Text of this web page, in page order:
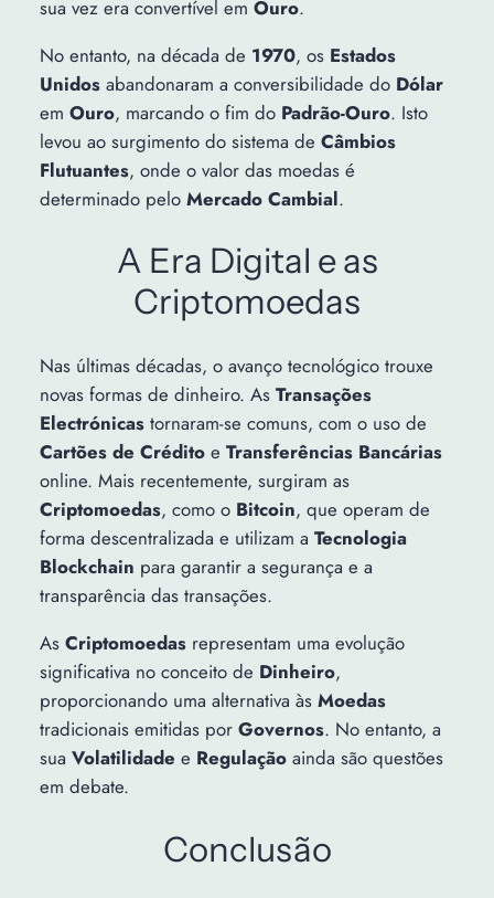
sua vez era convertível em Ouro.
No entanto, na década de 1970, os Estados
Unidosabandonaram a conversibilidade do Dólar
em Ouro, marcando o fim do Padrão-Ouro. Isto
levou ao surgimento do sistema de Câmbios
Flutuantes, onde o valor das moedas é
determinado pelo Mercado Cambial.
A Era Digital e as
Criptomoedas
Nas últimas décadas, o avanço tecnológico trouxe
novas formas de dinheiro. As Transações
Electrónicastornaram-se comuns, com o uso de
Cartões de Créditoe Transferências Bancárias
online. Mais recentemente, surgiram as
Criptomoedas, como o Bitcoin, que operam de
forma descentralizada e utilizam a Tecnologia
Blockchain para garantir a segurança e a
transparência das transações.
As Criptomoedasrepresentam uma evolução
significativa no conceito de Dinheiro,
proporcionando uma alternativa às Moedas
tradicionais emitidas por Governos. No entanto, a
sua Volatilidade e Regulaçãoainda são questões
em debate.
Conclusão